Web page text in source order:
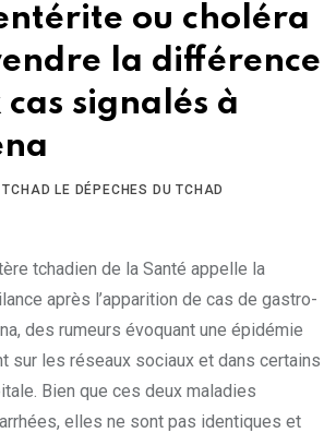
ou choléra
la différence
signalés à
LE DÉPECHES DU TCHAD
tchadien de la Santé appelle la
après l’apparition de cas de gastro-
des rumeurs évoquant une épidémie
sur les réseaux sociaux et dans certains
Bien que ces deux maladies
elles ne sont pas identiques et